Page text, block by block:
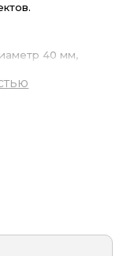
40 мм,
резьбу М8. Она
шпилька